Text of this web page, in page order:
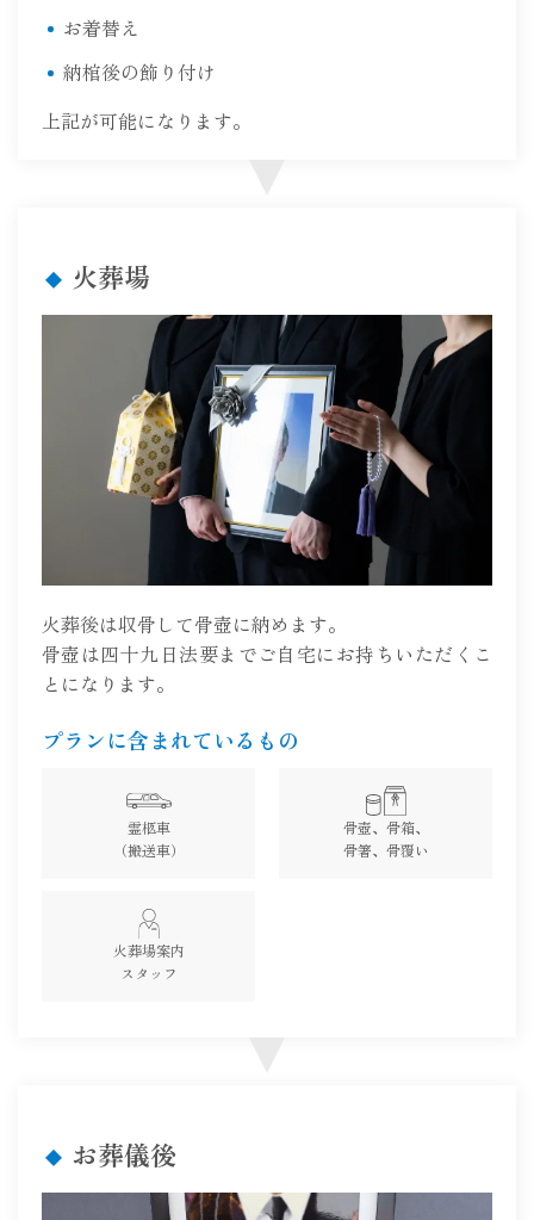
お着替え
納棺後の飾り付け
上記が可能になります。
火葬後は収骨して骨壺に納めます。
骨壺は四十九日法要までご自宅にお持ちいただくこ
とになります。
プランに含まれているもの
霊柩車
（搬送車）
骨壺、骨箱、
骨箸、骨覆い
火葬場案内
スタッフ
火葬場
お葬儀後